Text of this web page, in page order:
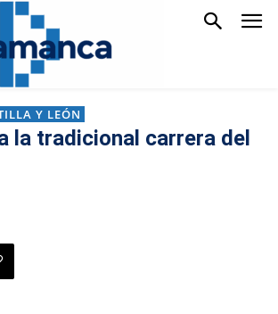
Y LEÓN
la tradicional carrera del